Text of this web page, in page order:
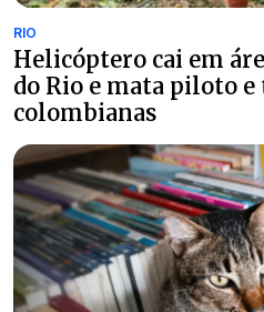
RIO
Helicóptero cai em
do Rio e mata piloto
colombianas